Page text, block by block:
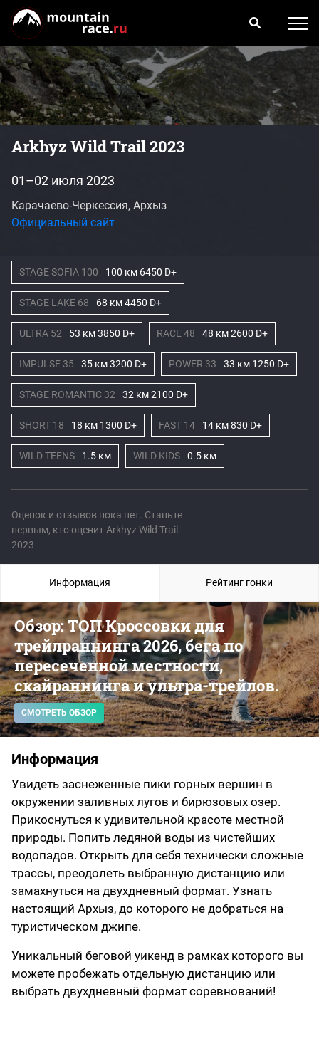
Arkhyz Wild Trail 2023
Оценок и отзывов пока нет. Станьте
первым, кто оценит Arkhyz Wild Trail
2023
01–02 июля 2023
Карачаево-Черкессия, Архыз
Официальный сайт
STAGE SOFIA 100 100 км 6450 D+
STAGE LAKE 68 68 км 4450 D+
ULTRA 52 53 км 3850 D+ RACE 48 48 км 2600 D+
IMPULSE 35 35 км 3200 D+ POWER 33 33 км 1250 D+
STAGE ROMANTIC 32 32 км 2100 D+
SHORT 18 18 км 1300 D+ FAST 14 14 км 830 D+
WILD TEENS 1.5 км WILD KIDS 0.5 км
Обзор: ТОП Кроссовки для
трейлраннинга 2026, бега по
пересеченной местности,
скайраннинга и ультра-трейлов.
СМОТРЕТЬ ОБЗОР
Информация
Увидеть заснеженные пики горных вершин в
окружении заливных лугов и бирюзовых озер.
Прикоснуться к удивительной красоте местной
природы. Попить ледяной воды из чистейших
водопадов. Открыть для себя технически сложные
трассы, преодолеть выбранную дистанцию или
замахнуться на двухдневный формат. Узнать
настоящий Архыз, до которого не добраться на
туристическом джипе.
Уникальный беговой уикенд в рамках которого вы
можете пробежать отдельную дистанцию или
выбрать двухдневный формат соревнований!
Информация Рейтинг гонки